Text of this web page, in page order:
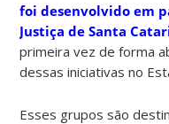
foi desenvolvido em
Justiça de Santa
primeira vez de forma
dessas iniciativas no
Esses grupos são